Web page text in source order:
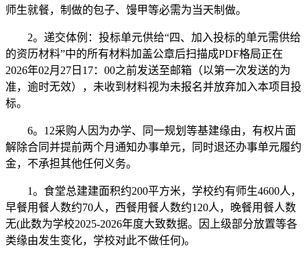
师生就餐，制做的包子、馒甲等必需为当天制做。
2。递交体例：投标单元供给“四、加入投标的单元需供给
的资历材料”中的所有材料加盖公章后扫描成PDF格局正在
2026年02月27日17：00之前发送至邮箱（以第一次发送的为
准，逾时无效），未收到材料视为未报名并放弃加入本项目投
标。
6。12采购人因为办学、同一规划等基建缘由，有权片面
解除合同并提前两个月通知办事单元，同时退还办事单元履约
金，不承担其他任何义务。
1。食堂总建建面积约200平方米，学校约有师生4600人，
早餐用餐人数约70人，西餐用餐人数约120人，晚餐用餐人数
无(此数为学校2025-2026年度大致数据。因上级部分放置等各
类缘由发生变化，学校对此不做任何)。